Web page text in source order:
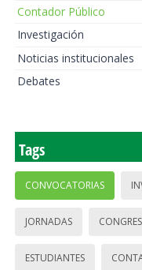
Contador Público
Investigación
Noticias institucionales
Debates
Tags
CONVOCATORIAS
JORNADAS
ESTUDIANTES